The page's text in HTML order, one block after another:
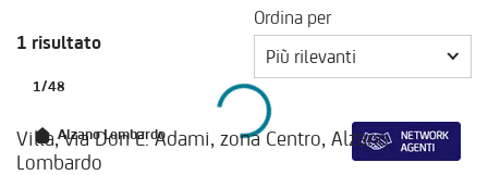
1 risultato
Ordina per
Più rilevanti
Alzano Lombardo
1/48
Villa, via Don E. Adami, zona Centro, Alzano
Lombardo